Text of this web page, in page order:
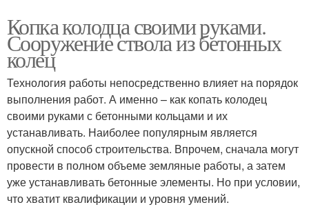
Копка колодца своими руками.
Сооружение ствола из бетонных
колец
Технология работы непосредственно влияет на порядок
выполнения работ. А именно – как копать колодец
своими руками с бетонными кольцами и их
устанавливать. Наиболее популярным является
опускной способ строительства. Впрочем, сначала могут
провести в полном объеме земляные работы, а затем
уже устанавливать бетонные элементы. Но при условии,
что хватит квалификации и уровня умений.